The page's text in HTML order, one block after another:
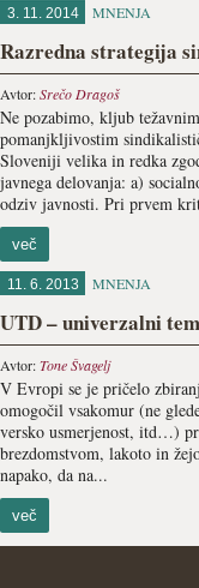
3. 11. 2014 MNENJA
Razredna strategija
Avtor:Srečo Dragoš
Ne pozabimo, kljub
pomanjkljivostim
Sloveniji velika in redka
javnega delovanja: a)
odziv javnosti. Pri prvem
več
11. 6. 2013 MNENJA
UTD – univerzalni
Avtor:Tone Švagelj
V Evropi se je pričelo
omogočil vsakomur (ne
versko usmerjenost, itd…)
brezdomstvom, lakoto in
napako, da na...
več